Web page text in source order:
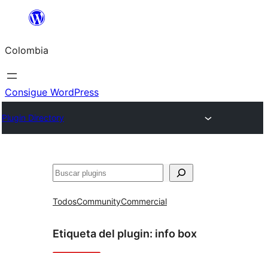
Saltar
contenido
Colombia
Consigue WordPress
Plugin Directory
Buscar
TodosCommunityCommercial
Etiqueta del plugin: info box